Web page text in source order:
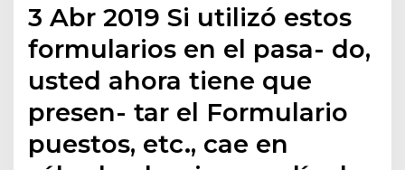
3 Abr 2019 Si utilizó estos
formularios en el pasa- do,
usted ahora tiene que
presen- tar el Formulario
puestos, etc., cae en